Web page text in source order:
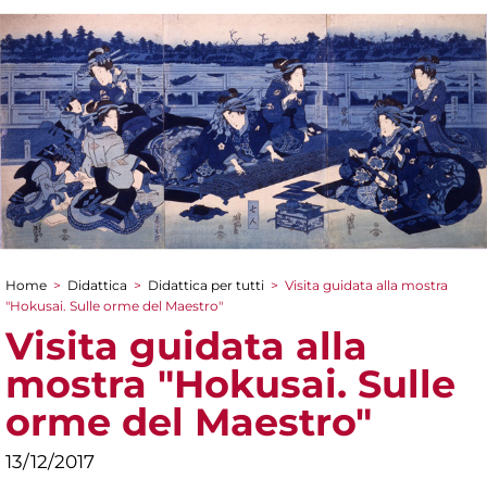
Tu sei qui
Home > Didattica > Didattica per tutti > Visita guidata alla mostra
"Hokusai. Sulle orme del Maestro"
Visita guidata alla
mostra "Hokusai. Sulle
orme del Maestro"
13/12/2017